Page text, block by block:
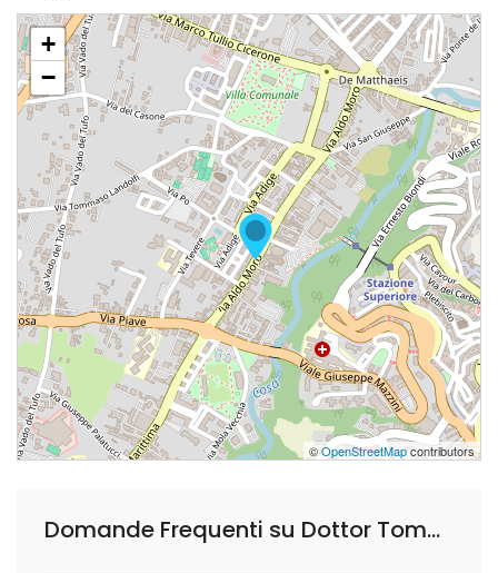
+
−
©OpenStreetMapcontributors
Domande Frequenti su Dottor Tommaso Trementozzi, Urologo